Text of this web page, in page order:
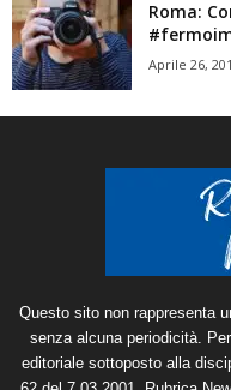
Roma:
Aprile 26,
Questo sito non rappresenta
senza alcuna periodicità.
editoriale sottoposto alla